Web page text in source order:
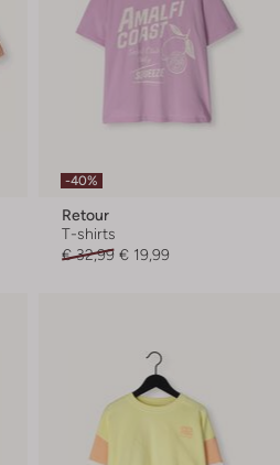
-40%
Retour
T-shirts
€ 32,99 € 19,99